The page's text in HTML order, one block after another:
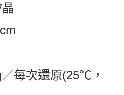
每次還原(25℃，